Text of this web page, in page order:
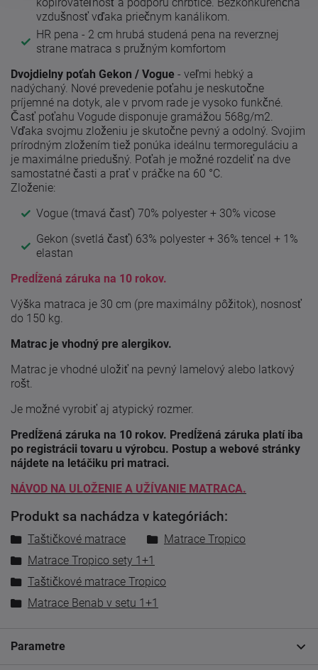
vzdušnosť vďaka priečnym kanálikom.
HR pena - 2 cm hrubá studená pena na reverznej
strane matraca s pružným komfortom
Dvojdielny poťah Gekon / Vogue - veľmi hebký a
nadýchaný. Nové prevedenie poťahu je neskutočne
príjemné na dotyk, ale v prvom rade je vysoko funkčné.
Časť poťahu Vogude disponuje gramážou 568g/m2.
Vďaka svojmu zloženiu je skutočne pevný a odolný. Svojim
prírodným zložením tiež ponúka ideálnu termoreguláciu a
je maximálne priedušný. Poťah je možné rozdeliť na dve
samostatné časti a prať v práčke na 60 °C.
Zloženie:
Vogue (tmavá časť) 70% polyester + 30% vicose
Gekon (svetlá časť) 63% polyester + 36% tencel + 1%
elastan
Predĺžená záruka na 10 rokov.
Výška matraca je 30 cm (pre maximálny pôžitok), nosnosť
do 150 kg.
Matrac je vhodný pre alergikov.
Matrac je vhodné uložiť na pevný lamelový alebo latkový
rošt.
Je možné vyrobiť aj atypický rozmer.
Predĺžená záruka na 10 rokov. Predĺžená záruka platí iba
po registrácii tovaru u výrobcu. Postup a webové stránky
nájdete na letáčiku pri matraci.
NÁVOD NA ULOŽENIE A UŽÍVANIE MATRACA.
Produkt sa nachádza v kategóriách:
Taštičkové matrace
Matrace Tropico
Matrace Tropico sety 1+1
Taštičkové matrace Tropico
Matrace Benab v setu 1+1
Parametre